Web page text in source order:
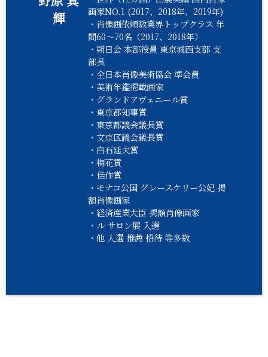
輝
画家NO.1 (2017、2018年、2019年)
・肖像画依頼数業界トップクラス 年
間60〜70名（2017、2018年）
・朔日会 本部役員 東京城西支部 支
部長
・全日本肖像美術協会 準会員
・美術年鑑掲載画家
・グランドアヴェニール賞
・東京都知事賞
・東京都議会議長賞
・文京区議会議長賞
・白石延夫賞
・梅花賞
・佳作賞
・モナコ公国 グレースケリー公妃 掲
額肖像画家
・経済産業大臣 掲額肖像画家
・ル サロン展 入選
・他 入選 推薦 招待 等多数